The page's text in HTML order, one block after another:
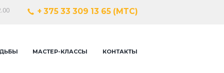
+ 375 33 309 13 65 (МТС)
МАСТЕР-КЛАССЫ КОНТАКТЫ